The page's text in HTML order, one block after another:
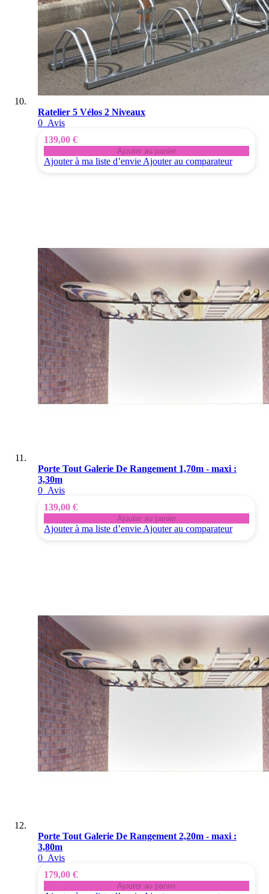
Ratelier 5 Vélos 2 Niveaux
0 Avis
139,00 €
Ajouter au panier
Ajouter à ma liste d’envie Ajouter au comparateur
Porte Tout Galerie De Rangement 1,70m - maxi :
3,30m
0 Avis
139,00 €
Ajouter au panier
Ajouter à ma liste d’envie Ajouter au comparateur
Porte Tout Galerie De Rangement 2,20m - maxi :
3,80m
0 Avis
179,00 €
Ajouter au panier